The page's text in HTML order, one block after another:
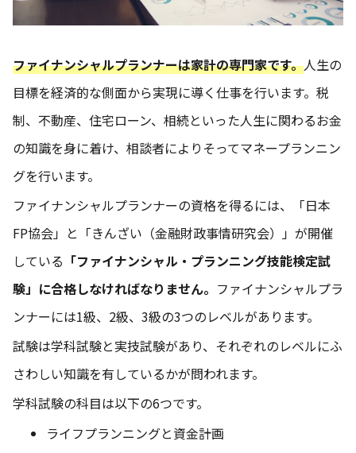
ファイナンシャルプランナーは家計の専門家です。人生の
目標を経済的な側面から実現に導く仕事を行います。税
制、不動産、住宅ローン、相続といった人生に関わるお金
の知識を身に着け、相談者によりそってマネープランニン
グを行います。
ファイナンシャルプランナーの資格を得るには、「日本
FP協会」と「きんざい（金融財政事情研究会）」が開催
している 「ファイナンシャル・プランニング技能検定試
験」に合格しなければなりません。 ファイナンシャルプラ
ンナーには1級、2級、3級の3つのレベルがあります。
試験は学科試験と実技試験があり、それぞれのレベルにふ
さわしい知識を有しているかが問われます。
学科試験の科目は以下の6つです。
ライフプランニングと資金計画